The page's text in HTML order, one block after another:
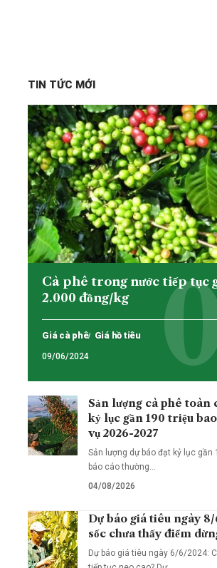
TIN TỨC MỚI
Cà phê trong nước tiếp tục
2.000 đồng/kg
Giá cà phê Giá hồ tiêu
09/06/2024
Sản lượng cà phê toàn
kỷ lục gần 190 triệu
vụ 2026-2027
Sản lượng dự báo đạt kỷ lục gần
báo cáo thường…
04/08/2026
Dự báo giá tiêu ngày
sốc chưa thấy điểm
Dự báo giá tiêu ngày 6/6/2024: